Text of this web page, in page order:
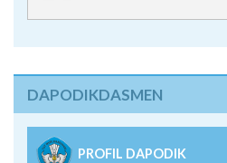
DAPODIKDASMEN
PROFIL DAPODIK